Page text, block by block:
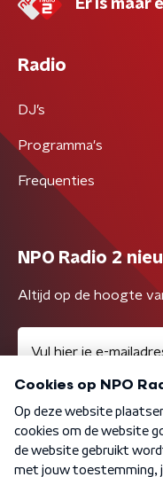
Er is maar
Radio
DJ’s
Programma's
Frequenties
NPO Radio 2
Altijd op de hoogte
Algemene